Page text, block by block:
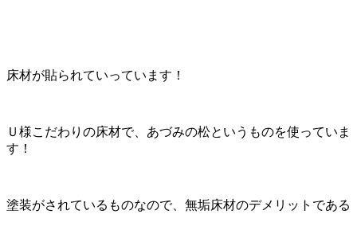
床材が貼られていっています！
Ｕ様こだわりの床材で、あづみの松というものを使っていま
す！
塗装がされているものなので、無垢床材のデメリットである